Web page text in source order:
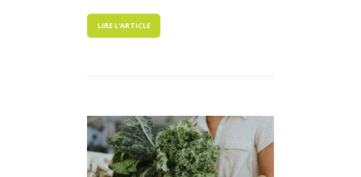
LIRE L'ARTICLE